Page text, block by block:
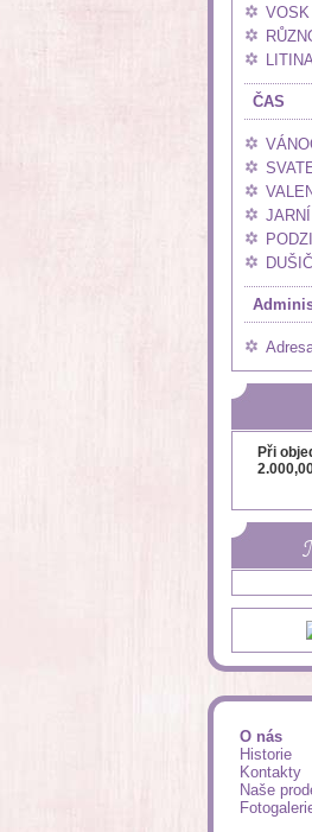
VOSK
ČAS
Při
O nás
Historie
Kontakty
Naše